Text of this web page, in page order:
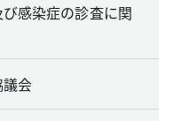
感染症の診査に関
会